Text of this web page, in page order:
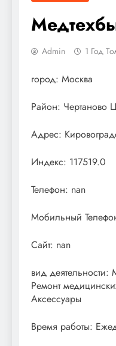
Admin 1 Год
город: Москва
Район: Чертаново
Адрес:
Индекс: 117519.0
Телефон: nan
Мобильный
Сайт: nan
вид
Ремонт
Аксессуары
Время работы: